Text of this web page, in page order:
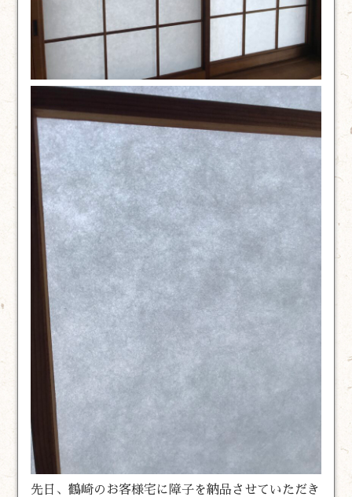
先日、鶴崎のお客様宅に障子を納品させていただき